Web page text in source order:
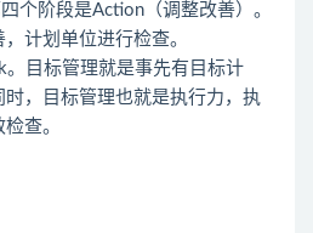
个阶段是Action（调整改善）。
计划单位进行检查。
。目标管理就是事先有目标计
，目标管理也就是执行力，执
查。